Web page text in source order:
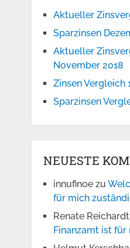
Aktueller
Sparzinsen
Aktueller
November 2018
Zinsen Vergleich
Sparzinsen
NEUESTE
innufinoezu
für mich
Renate Reichardt
Finanzamt ist